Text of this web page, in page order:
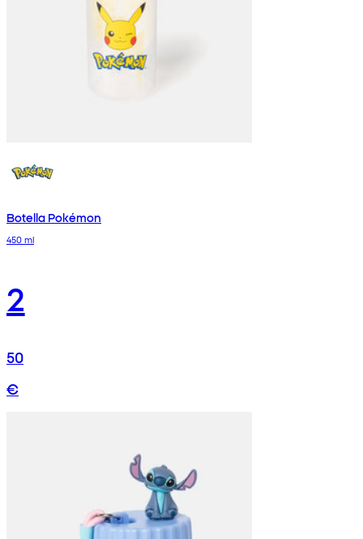
Botella Pokémon
450 ml
2
50
€